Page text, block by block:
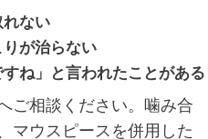
ない
が治らない
ね」と言われたことがある
ご相談ください。噛み合
マウスピースを併用した